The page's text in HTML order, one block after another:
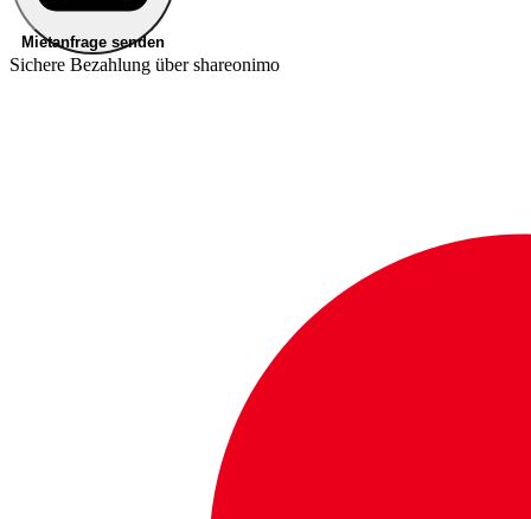
Mietanfrage senden
Sichere Bezahlung über shareonimo